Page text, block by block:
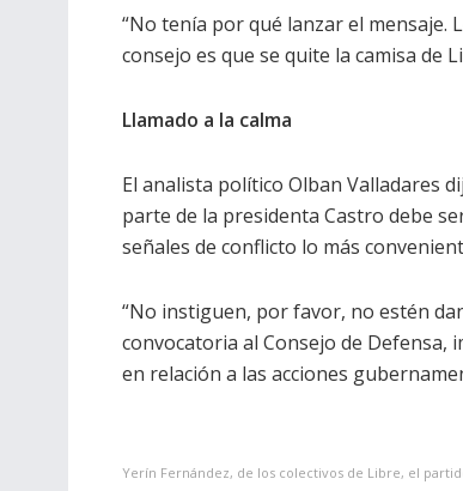
“No tenía por qué lanzar el
consejo es que se quite la camisa de
Llamado a la calma
El analista político Olban Valladares
parte de la presidenta Castro debe
señales de conflicto lo más
“No instiguen, por favor, no estén
convocatoria al Consejo de Defensa,
en relación a las acciones
Yerín Fernández, de los colectivos de Libre, el